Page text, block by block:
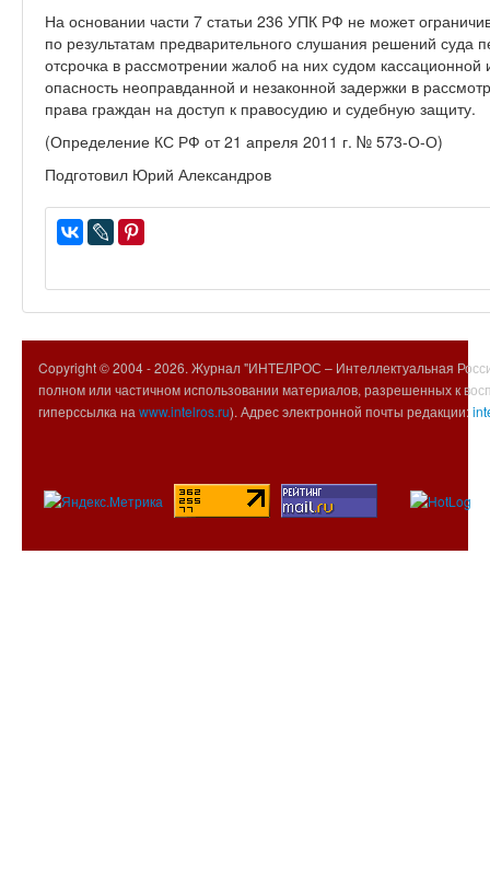
На основании части 7 статьи 236 УПК РФ не может
по результатам предварительного слушания решений суда
отсрочка в рассмотрении жалоб на них судом
опасность неоправданной и незаконной задержки в
права граждан на доступ к правосудию и судебную защиту.
(Определение КС РФ от 21 апреля 2011 г. № 573-О-О)
Подготовил Юрий Александров
Copyright © 2004 -2026. Журнал "ИНТЕЛРОС – Интеллектуальная
полном или частичном использовании материалов, разрешенных к
гиперссылка на www.intelros.ru). Адрес электронной почты редакции: